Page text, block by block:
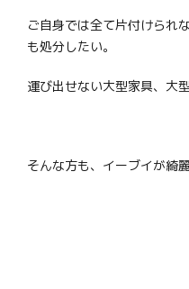
ご自身では全て片付けられ
も処分したい。
運び出せない大型家具、大
そんな方も、イーブイが綺